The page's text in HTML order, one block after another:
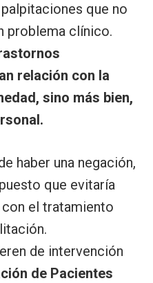
que no
problema clínico.
relación con la
sino más bien,
haber una negación,
que evitaría
el tratamiento
de intervención
de Pacientes